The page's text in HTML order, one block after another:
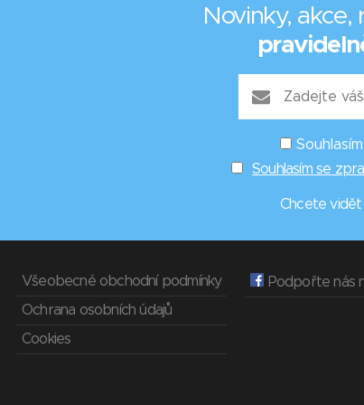
Novinky,
Souhlasím se
Chcete vidět
Všeobecné obchodní podmínky
Ochrana osobních údajů
Cookies
Podpořte nás